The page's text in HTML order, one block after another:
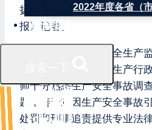
2022年度各省（
联系我们
扬州市宝应县原安监局公务
报》记者。
因曾在安监局负责安全生产
故调查和处理、安全生产行
师十分熟悉生产安全事故调
题，善于对因生产安全事故
处罚和刑事追责提供专业法